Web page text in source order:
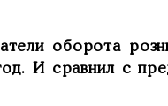
оборота
И сравнил с